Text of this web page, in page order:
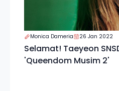
Monica Dameria 26 Jan 2022
Selamat! Taeyeon
'Queendom Musim 2'